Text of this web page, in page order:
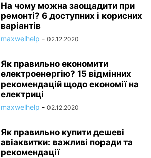
На чому можна заощадити при
ремонті? 6 доступних і корисних
варіантів
maxwelhelp - 02.12.2020
Як правильно економити
електроенергію? 15 відмінних
рекомендацій щодо економії на
електриці
maxwelhelp - 02.12.2020
Як правильно купити дешеві
авіаквитки: важливі поради та
рекомендації